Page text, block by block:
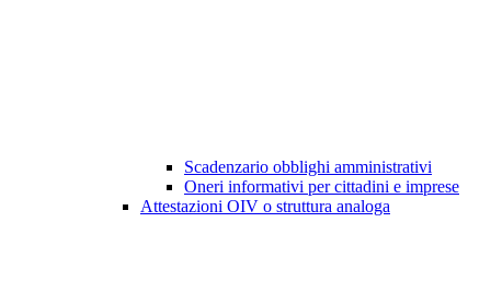
Scadenzario obblighi amministrativi
Oneri informativi per cittadini e imprese
Attestazioni OIV o struttura analoga